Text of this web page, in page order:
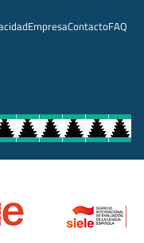
EmpresaContactoFAQ